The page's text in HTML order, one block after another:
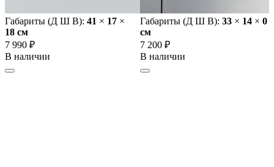
Габариты (Д Ш В): 41 × 17 ×
18 cм
7 990 ₽
В наличии
Габариты (Д Ш В): 33 × 14 × 0
cм
7 200 ₽
В наличии